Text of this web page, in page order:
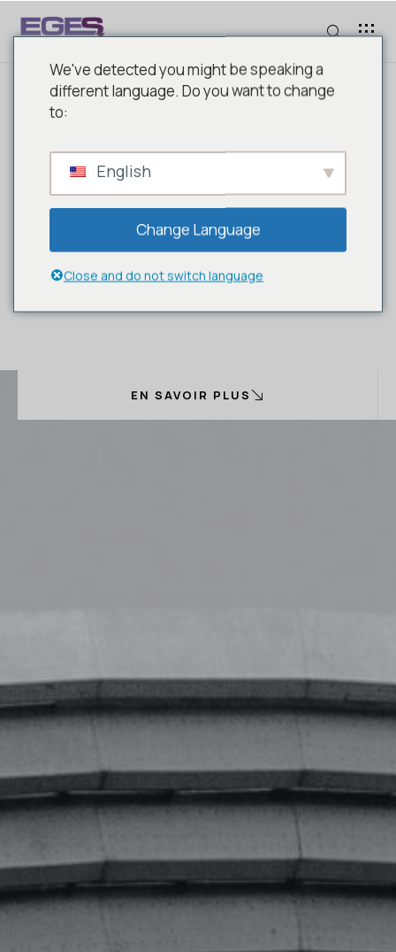
Certification ISO
GARANTIE DE LA QUALITÉ
DANS LE SECTEUR DE
L'ÉLECTRICITÉ
EN SAVOIR PLUS
We've detected you might be speaking a
different language. Do you want to change
to:
English
Change Language
Close and do not switch language